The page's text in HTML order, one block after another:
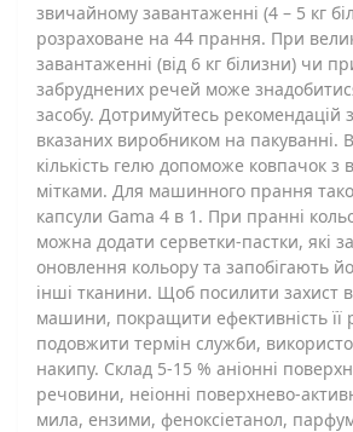
звичайному завантаженні (4 – 5 кг
розраховане на 44 прання. При
завантаженні (від 6 кг білизни) чи
забруднених речей може
засобу. Дотримуйтесь рекомендацій
вказаних виробником на пакуванні.
кількість гелю допоможе ковпачок з
мітками. Для машинного прання
капсули Gama 4 в 1. При пранні
можна додати серветки-пастки, які
оновлення кольору та запобігають
інші тканини. Щоб посилити захист
машини, покращити ефективність її
подовжити термін служби,
накипу. Склад 5-15 % аніонні
речовини, неіонні поверхнево-
мила, ензими, феноксіетанол,